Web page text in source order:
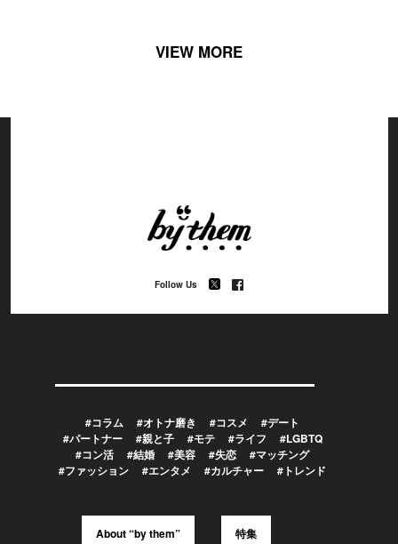
VIEW MORE
Follow Us
#コラム #オトナ磨き #コスメ
#デート
#パートナー
#親と子 #モテ #ライフ
#LGBTQ
#コン活
#結婚 #美容 #失恋
#マッチング
#ファッション
#エンタメ #カルチャー #トレンド
About “by them” 特集